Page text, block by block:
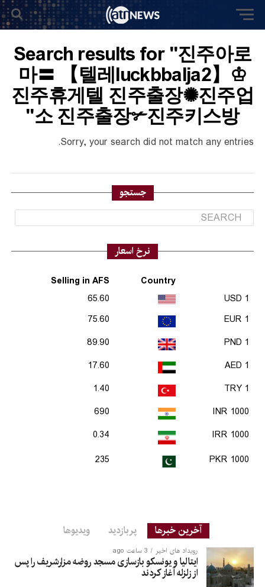
Search results for "진주아로
마〓 【텔레luckbbalja2】♔
진주휴게텔 진주출장✺진주업
소 진주출장✃진주키스방"
Sorry, your search did not match any entries.
جستجو
نرخ اسعار
Country
Selling in AFS
1 USD
65.60
1 EUR
75.60
1 PND
89.90
1 AED
17.60
1 TRY
1.40
1000 INR
690
1000 IRR
0.34
1000 PKR
235
آخرین خبرها پربازدید ویدیوها
رویداد های اخیر 3 ساعت ago
ایتالیا و یونسکو بازسازی مسجد روضه مزارشریف را پس
از زلزله آغاز کردند